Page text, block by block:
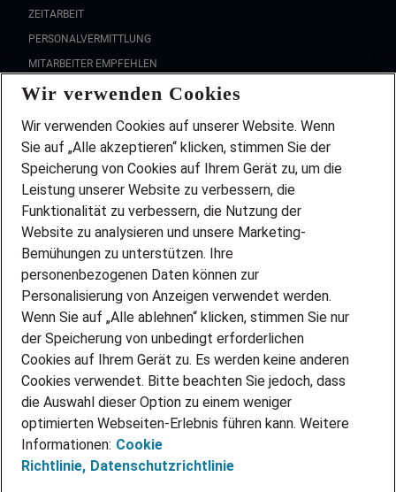
ZEITARBEIT
PERSONALVERMITTLUNG
MITARBEITER EMPFEHLEN
FAQ
Wir stellen ein!
DEINE BERUFSGRUPPE
DEINE LEBENSSITUATION
PARTNERSHIP WITH AIRBUS
INITIATIV BEWERBEN
ÜBER UNS
STANDORTE
BLOG
PRESSE
KONTAKT
@Adecco 2026
IMPRESSUM
DATENSCHUTZ
Wir verwenden Cookies
Wir verwenden Cookies auf unserer Website. Wenn
Sie auf „Alle akzeptieren“ klicken, stimmen Sie der
Speicherung von Cookies auf Ihrem Gerät zu, um die
Leistung unserer Website zu verbessern, die
Funktionalität zu verbessern, die Nutzung der
Website zu analysieren und unsere Marketing-
Bemühungen zu unterstützen. Ihre
personenbezogenen Daten können zur
Personalisierung von Anzeigen verwendet werden.
Wenn Sie auf „Alle ablehnen“ klicken, stimmen Sie nur
der Speicherung von unbedingt erforderlichen
Cookies auf Ihrem Gerät zu. Es werden keine anderen
Cookies verwendet. Bitte beachten Sie jedoch, dass
die Auswahl dieser Option zu einem weniger
optimierten Webseiten-Erlebnis führen kann. Weitere
Informationen: Cookie
Richtlinie, Datenschutzrichtlinie